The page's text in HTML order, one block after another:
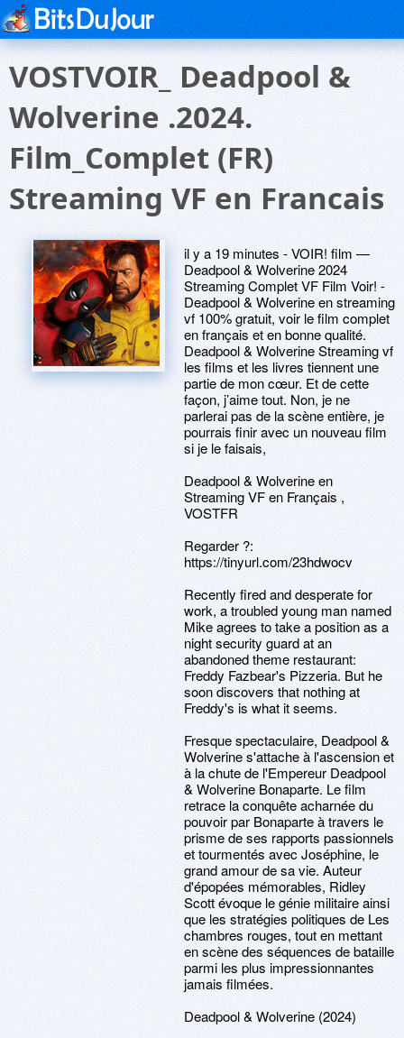
VOSTVOIR_ Deadpool &
Wolverine .2024.
Film_Complet (FR)
Streaming VF en Francais
il y a 19 minutes - VOIR! film —
Deadpool & Wolverine 2024
Streaming Complet VF Film Voir! -
Deadpool & Wolverine en streaming
vf 100% gratuit, voir le film complet
en français et en bonne qualité.
Deadpool & Wolverine Streaming vf
les films et les livres tiennent une
partie de mon cœur. Et de cette
façon, j’aime tout. Non, je ne
parlerai pas de la scène entière, je
pourrais finir avec un nouveau film
si je le faisais,
Deadpool & Wolverine en
Streaming VF en Français ,
VOSTFR
Regarder ?:
https://tinyurl.com/23hdwocv
Recently fired and desperate for
work, a troubled young man named
Mike agrees to take a position as a
night security guard at an
abandoned theme restaurant:
Freddy Fazbear's Pizzeria. But he
soon discovers that nothing at
Freddy's is what it seems.
Fresque spectaculaire, Deadpool &
Wolverine s'attache à l'ascension et
à la chute de l'Empereur Deadpool
& Wolverine Bonaparte. Le film
retrace la conquête acharnée du
pouvoir par Bonaparte à travers le
prisme de ses rapports passionnels
et tourmentés avec Joséphine, le
grand amour de sa vie. Auteur
d'épopées mémorables, Ridley
Scott évoque le génie militaire ainsi
que les stratégies politiques de Les
chambres rouges, tout en mettant
en scène des séquences de bataille
parmi les plus impressionnantes
jamais filmées.
Deadpool & Wolverine (2024)